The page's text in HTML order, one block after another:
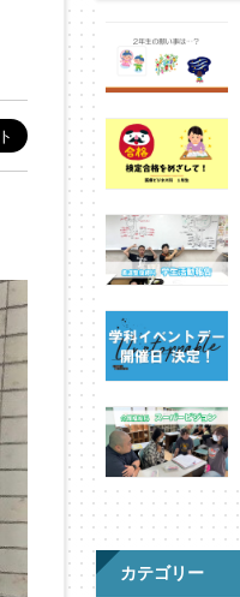
カテゴリー